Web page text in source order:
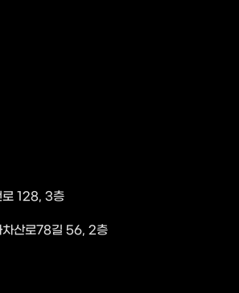
로 128, 3층
차산로78길 56, 2층